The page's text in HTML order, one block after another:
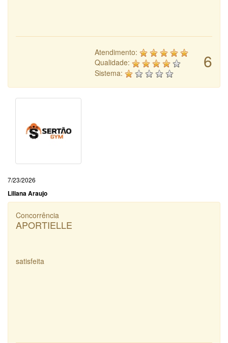
6
Atendimento:
Qualidade:
Sistema:
7/23/2026
Liliana Araujo
Concorrência
APORTIELLE
satisfeita